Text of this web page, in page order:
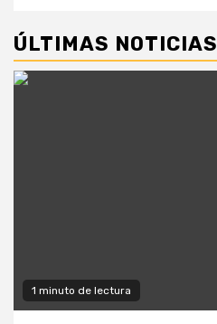
ÚLTIMAS NOTICIAS
1 minuto de lectura